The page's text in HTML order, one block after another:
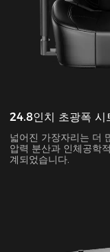
24.8인치 초광폭 시
넓어진 가장자리는 더
압력 분산과 인체공학
계되었습니다.